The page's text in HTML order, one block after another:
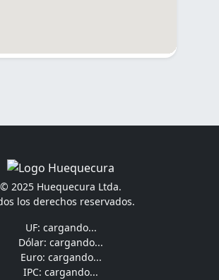
© 2025 Huequecura Ltda.
los derechos reservados.
UF: cargando...
Dólar: cargando...
Euro: cargando...
IPC: cargando...